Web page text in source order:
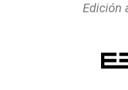
Edición